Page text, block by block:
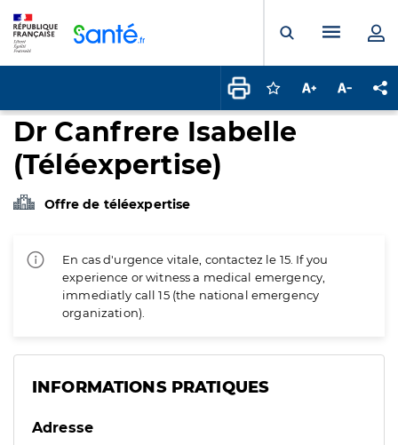
Ouvrir laMenu
Connectez-vous
Augmenter la
Dr Canfrere Isabelle
(Téléexpertise)
Offre de téléexpertise
En cas d'urgence vitale, contactez le 15. If you
experience or witness a medical emergency,
immediatly call 15 (the national emergency
organization).
INFORMATIONS PRATIQUES
Adresse